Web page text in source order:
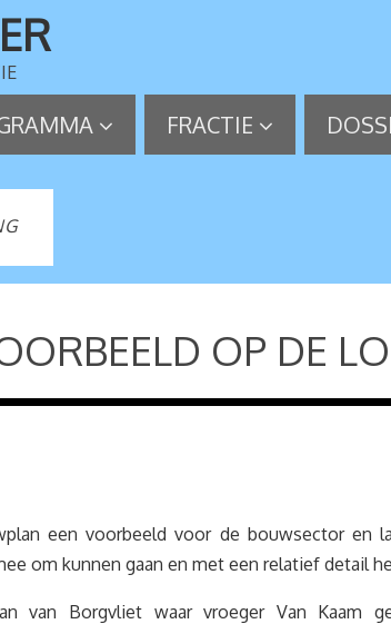
FRACTIE
OP DE
een voorbeeld voor de bouwsector en
om kunnen gaan en met een relatief detail
van Borgvliet waar vroeger Van Kaam